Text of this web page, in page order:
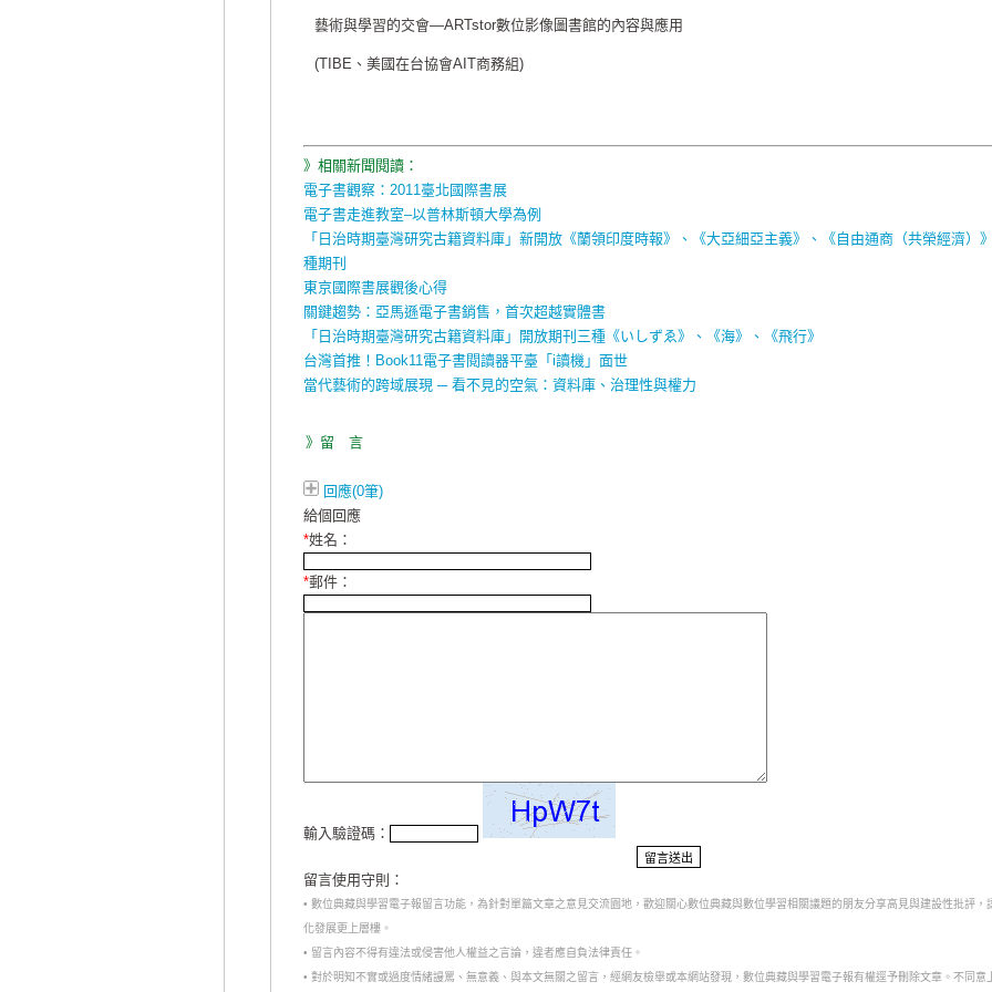
藝術與學習的交會—ARTstor數位影像圖書館的內容與應用
(TIBE、美國在台協會AIT商務組)
》相關新聞閱讀：
電子書觀察：2011臺北國際書展
電子書走進教室–以普林斯頓大學為例
「日治時期臺灣研究古籍資料庫」新開放《蘭領印度時報》、《大亞細亞主義》、《自由通商（共榮經濟）
種期刊
東京國際書展觀後心得
關鍵趨勢：亞馬遜電子書銷售，首次超越實體書
「日治時期臺灣研究古籍資料庫」開放期刊三種《いしずゑ》、《海》、《飛行》
台灣首推！Book11電子書閱讀器平臺「i讀機」面世
當代藝術的跨域展現 ─ 看不見的空氣：資料庫、治理性與權力
》留 言
回應(0筆)
給個回應
*姓名：
*郵件：
輸入驗證碼：
留言使用守則：
• 數位典藏與學習電子報留言功能，為針對單篇文章之意見交流園地，歡迎關心數位典藏與數位學習相關議題的朋友分享高見與建設性批評，
化發展更上層樓。
• 留言內容不得有違法或侵害他人權益之言論，違者應自負法律責任。
• 對於明知不實或過度情緒謾罵、無意義、與本文無關之留言，經網友檢舉或本網站發現，數位典藏與學習電子報有權逕予刪除文章。不同意